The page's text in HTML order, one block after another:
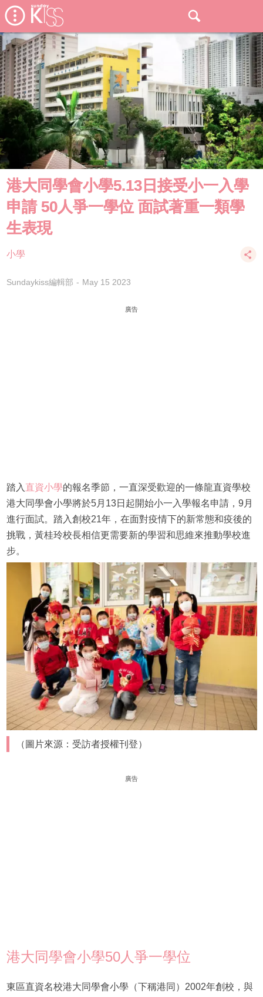
港大同學會小學5.13日接受小一入學
申請 50人爭一學位 面試著重一類學
生表現
小學
Sundaykiss編輯部 May 15 2023
廣告
踏入 直資小學的報名季節，一直深受歡迎的一條龍直資學校
港大同學會小學將於5月13日起開始小一入學報名申請，9月
進行面試。踏入創校21年，在面對疫情下的新常態和疫後的
挑戰，黃桂玲校長相信更需要新的學習和思維來推動學校進
步。
（圖片來源：受訪者授權刊登）
廣告
港大同學會小學50人爭一學位
東區直資名校港大同學會小學（下稱港同）2002年創校，與